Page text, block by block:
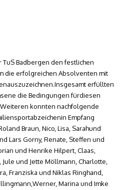
TuS Badbergen den festlichen
die erfolgreichen Absolventen mit
erfüllten
die Bedingungen fürdiesen
konnten nachfolgende
Empfang
Braun, Nico, Lisa, Sarahund
Lars Gorny, Renate, Steffen und
und Henrike Hilpert, Claas,
und Jette Möllmann, Charlotte,
Franziska und Niklas Ringhand,
Marina und Imke